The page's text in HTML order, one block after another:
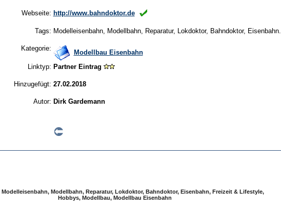
Webseite: http://www.bahndoktor.de
Tags: Modelleisenbahn, Modellbahn, Reparatur, Lokdoktor, Bahndoktor, Eisenbahn.
Kategorie:
Modellbau Eisenbahn
Linktyp: Partner Eintrag
Hinzugefügt: 27.02.2018
Autor: Dirk Gardemann
Modelleisenbahn, Modellbahn, Reparatur, Lokdoktor, Bahndoktor, Eisenbahn, Freizeit & Lifestyle,
Hobbys, Modellbau, Modellbau Eisenbahn